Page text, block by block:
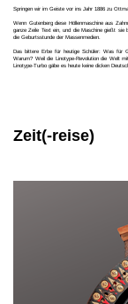
Springen wir im Geiste vor ins Jahr 1886 zu
Wenn Gutenberg diese Höllenmaschine aus
ganze Zeile Text ein, und die Maschine gießt
die Geburtsstunde der Massenmedien.
Das bittere Erbe für heutige Schüler: Was für
Warum? Weil die Linotype-Revolution die Welt
Linotype-Turbo gäbe es heute keine dicken
Zeit(-reise)